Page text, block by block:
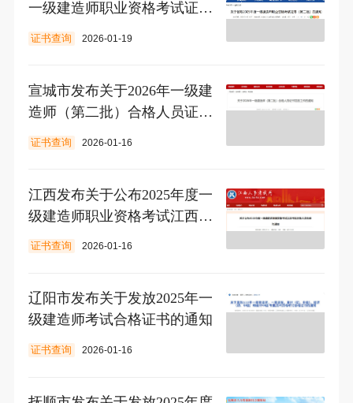
一级建造师职业资格考试证书
（第二批）的通知
证书查询 2026-01-19
宣城市发布关于2026年一级建
造师（第二批）合格人员证书
发放工作的通知
证书查询 2026-01-16
江西发布关于公布2025年度一
级建造师职业资格考试江西考
区合格人员名单的通知
证书查询 2026-01-16
辽阳市发布关于发放2025年一
级建造师考试合格证书的通知
证书查询 2026-01-16